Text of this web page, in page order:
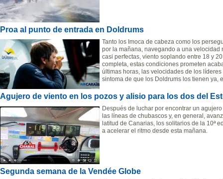
Proa al punto de entrada en Doldrums
Tanto los Imoca de cabeza como los
por la mañana, navegando a una
casi perfectas, viento soplando entre 18 y
completa, estas condiciones prometen
últimas horas, las velocidades de los
sintoma de que los Doldrums los tienen ya,
Agujero de viento en los pozos y alisio para los dos del
Después de luchar por encontrar un
las líneas de chubascos y, en general,
latitud de Canarias, los solitarios de la 10ª
a acelerar el ritmo desde esta mañana.
Segunda semana de la Vendée Globe